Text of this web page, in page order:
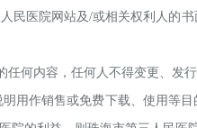
人民医院网站及/或相关权利人的
任何内容，任何人不得变更、发
用作销售或免费下载、使用等